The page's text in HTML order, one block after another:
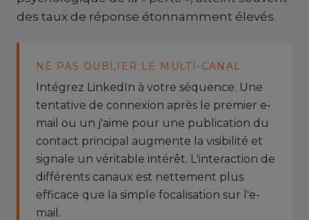
des taux de réponse étonnamment élevés.
NE PAS OUBLIER LE MULTI-CANAL
Intégrez LinkedIn à votre séquence. Une
tentative de connexion après le premier e-
mail ou un j'aime pour une publication du
contact principal augmente la visibilité et
signale un véritable intérêt. L'interaction de
différents canaux est nettement plus
efficace que la simple focalisation sur l'e-
mail.